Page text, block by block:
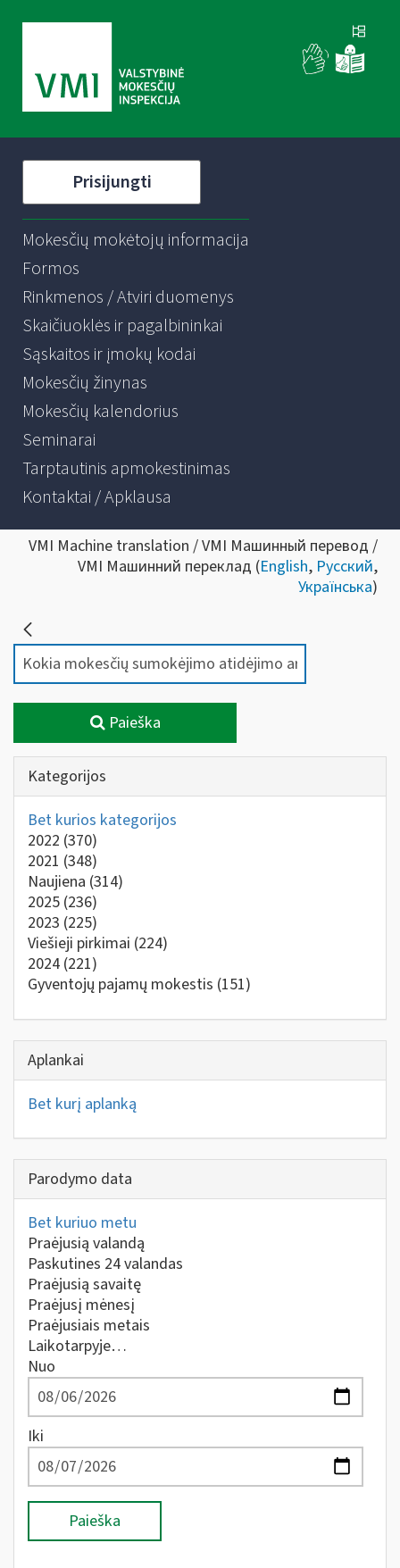
Prisijungti
Mokesčių mokėtojų informacija
Formos
Rinkmenos / Atviri duomenys
Skaičiuoklės ir pagalbininkai
Sąskaitos ir įmokų kodai
Mokesčių žinynas
Mokesčių kalendorius
Seminarai
Tarptautinis apmokestinimas
Kontaktai / Apklausa
VMI Machine translation / VMI Машинный перевод /
VMI Машинний переклад (English, Русский,
Українська)
Paieška
Kategorijos
Bet kurios kategorijos
2022 (370)
2021 (348)
Naujiena (314)
2025 (236)
2023 (225)
Viešieji pirkimai (224)
2024 (221)
Gyventojų pajamų mokestis (151)
Aplankai
Bet kurį aplanką
Parodymo data
Bet kuriuo metu
Praėjusią valandą
Paskutines 24 valandas
Praėjusią savaitę
Praėjusį mėnesį
Praėjusiais metais
Laikotarpyje…
Nuo
Iki
Paieška